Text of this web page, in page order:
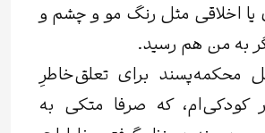
اخلاقی مثل رنگ مو و چشم و
به من هم رسید.
محکمه‌پسند برای تعلق‌خاطرِ
کودکی‌ام، که صرفا متکی به